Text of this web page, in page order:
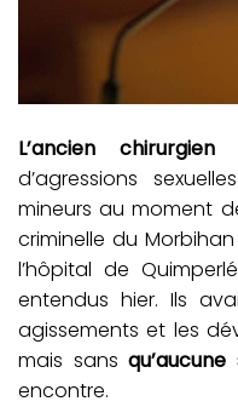
L’ancien chirurgien
d’agressions
mineurs au moment
criminelle du
l’hôpital de
entendus hier. Ils
agissements et les
mais sans
encontre.